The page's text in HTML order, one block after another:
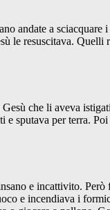
andate a
le resuscitava. Quelli
che li aveva
sputava per terra.
e incattivito.
e incendiava i